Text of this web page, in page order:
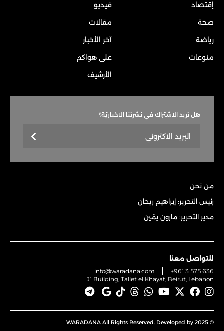
إقتصاد
صحة
رياضة
منوعات
فيديو
مقالات
آخر الأخبار
على هواكم
الأرشيف
هل تريد الاشتراك في نشرتنا الاخباريّة؟
من نحن
رئيس التحرير: إبراهيم ريحان
مدير التحرير: مارون يمّين
للتواصل معنا
info@waradana.com
+961 3 575 636
J1 Building, Tallet el Khayat, Beirut, Lebanon
© 2025 WARADANA All Rights Reserved. Developed by